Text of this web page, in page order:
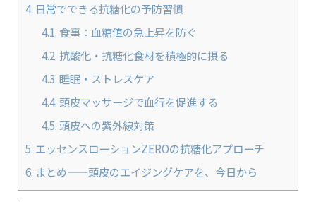
4. 日常でできる抗糖化の予防習慣
4.1. 食事：血糖値の急上昇を防ぐ
4.2.抗酸化・抗糖化食材を積極的に摂る
4.3.睡眠・ストレスケア
4.4. 頭皮マッサージで血行を促進する
4.5. 頭皮への紫外線対策
5. エッセンスローションZEROの抗糖化アプローチ
6. まとめ——頭皮のエイジングケアを、今日から